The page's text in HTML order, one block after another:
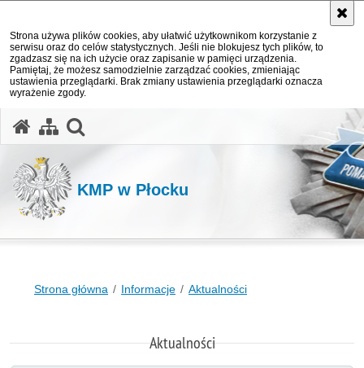
Strona używa plików cookies, aby ułatwić użytkownikom korzystanie z
serwisu oraz do celów statystycznych. Jeśli nie blokujesz tych plików, to
zgadzasz się na ich użycie oraz zapisanie w pamięci urządzenia.
Pamiętaj, że możesz samodzielnie zarządzać cookies, zmieniając
ustawienia przeglądarki. Brak zmiany ustawienia przeglądarki oznacza
wyrażenie zgody.
KMP w Płocku
Strona główna Informacje Aktualności
Aktualności